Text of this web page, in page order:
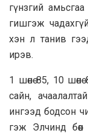
гүнзгий амьсгаа
гишгэж
хэн л танив гээд
ирэв.
1 шѳнѳ 85, 10
сайн,
ингээд бодсон
гэж Элчинд